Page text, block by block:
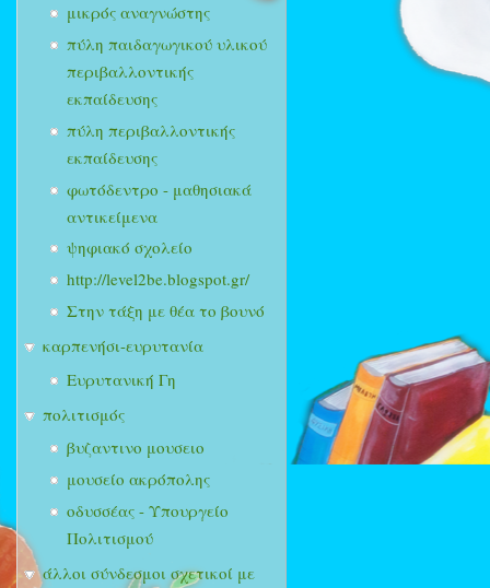
μικρός αναγνώστης
πύλη παιδαγωγικού υλικού
περιβαλλοντικής
εκπαίδευσης
πύλη περιβαλλοντικής
εκπαίδευσης
φωτόδεντρο - μαθησιακά
αντικείμενα
ψηφιακό σχολείο
http://level2be.blogspot.gr/
Στην τάξη με θέα το βουνό
καρπενήσι-ευρυτανία
Ευρυτανική Γη
πολιτισμός
βυζαντινο μουσειο
μουσείο ακρόπολης
οδυσσέας - Υπουργείο
Πολιτισμού
άλλοι σύνδεσμοι σχετικοί με